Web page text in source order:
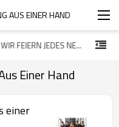
AUS EINER HAND
WIR FEIERN JEDES NEUE JAHR MIT UNSEREM TEAM UND UN
Einer Hand
einer